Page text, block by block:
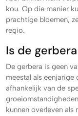
kou. Op die manier
prachtige bloemen,
regio.
Is de
De gerbera is geen
meestal als
afhankelijk van de
kunnen overleven als